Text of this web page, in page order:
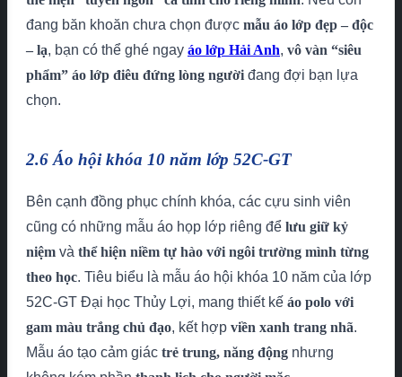
đang băn khoăn chưa chọn được mẫu áo lớp đẹp – độc
– lạ, bạn có thể ghé ngay áo lớp Hải Anh, vô vàn “siêu
phẩm” áo lớp điêu đứng lòng người đang đợi bạn lựa
chọn.
2.6 Áo hội khóa 10 năm lớp 52C-GT
Bên cạnh đồng phục chính khóa, các cựu sinh viên
cũng có những mẫu áo họp lớp riêng để lưu giữ kỷ
niệm và thể hiện niềm tự hào với ngôi trường mình từng
theo học. Tiêu biểu là mẫu áo hội khóa 10 năm của lớp
52C-GT Đại học Thủy Lợi, mang thiết kế áo polo với
gam màu trắng chủ đạo, kết hợp viền xanh trang nhã.
Mẫu áo tạo cảm giác trẻ trung, năng động nhưng